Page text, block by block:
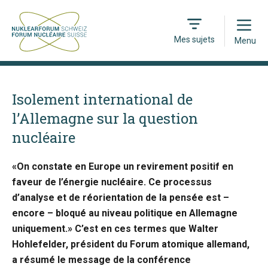
Mes sujets
Open
Menu
Isolement international de
l’Allemagne sur la question
nucléaire
«On constate en Europe un revirement positif en
faveur de l’énergie nucléaire. Ce processus
d’analyse et de réorientation de la pensée est –
encore – bloqué au niveau politique en Allemagne
uniquement.» C’est en ces termes que Walter
Hohlefelder, président du Forum atomique allemand,
a résumé le message de la conférence